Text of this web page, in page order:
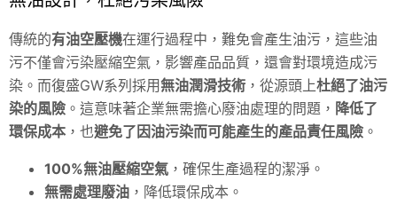
傳統的有油空壓機在運行過程中，難免會產生油污，這些油
污不僅會污染壓縮空氣，影響產品品質，還會對環境造成污
染。而復盛GW系列採用無油潤滑技術 ，從源頭上杜絕了油污
染的風險 。這意味著企業無需擔心廢油處理的問題， 降低了
環保成本 ，也避免了因油污染而可能產生的產品責任風險 。
100%無油壓縮空氣 ，確保生產過程的潔淨。
無需處理廢油 ，降低環保成本。